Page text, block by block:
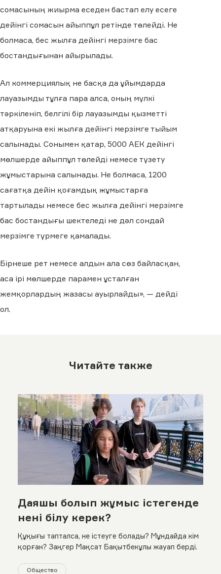
сомасының жиырма еседен бастап елу есеге
дейінгі сомасын айыппұл ретінде төлейді. Не
болмаса, бес жылға дейінгі мерзімге бас
бостандығынан айырылады.
Ал коммерциялық не басқа да ұйымдарда
лауазымды тұлға пара алса, оның мүлкі
тәркіленіп, белгілі бір лауазымды қызметті
атқаруына екі жылға дейінгі мерзімге тыйым
салынады. Сонымен қатар, 5000 АЕК дейінгі
мөлшерде айыппұл төлейді немесе түзету
жұмыстарына салынады. Не болмаса, 1200
сағатқа дейін қоғамдық жұмыстарға
тартылады немесе бес жылға дейінгі мерзімге
бас бостандығы шектеледі не дәл сондай
мерзімге түрмеге қамалады.
Бірнеше рет немесе алдын ала сөз байласқан,
аса ірі мөлшерде парамен ұсталған
жемқорлардың жазасы ауырлайды», — дейді
ол.
Читайте также
Даяшы болып жұмыс істегенде
нені білу керек?
Құқығы тапталса, не істеуге болады? Мұндайда кім
қорған? Заңгер Мақсат Бақытбекұлы жауап берді.
Общество